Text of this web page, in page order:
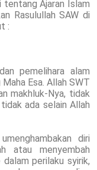
tentang Ajaran Islam
Rasulullah SAW di
:
pemelihara alam
Esa. Allah SWT
makhluk-Nya, tidak
ada selain Allah
diri
atau menyembah
perilaku syirik,